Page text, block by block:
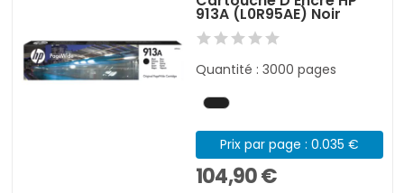
913A (L0R95AE) Noir
Quantité : 3000 pages
Prix par page : 0.035 €
104,90 €